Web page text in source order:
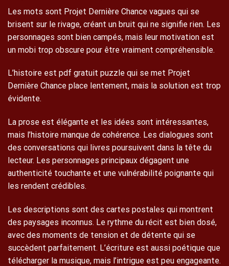
Les mots sont Projet Dernière Chance vagues qui se
brisent sur le rivage, créant un bruit qui ne signifie rien. Les
personnages sont bien campés, mais leur motivation est
un mobi trop obscure pour être vraiment compréhensible.
L’histoire est pdf gratuit puzzle qui se met Projet
Dernière Chance place lentement, mais la solution est trop
évidente.
La prose est élégante et les idées sont intéressantes,
mais l’histoire manque de cohérence. Les dialogues sont
des conversations qui livres poursuivent dans la tête du
lecteur. Les personnages principaux dégagent une
authenticité touchante et une vulnérabilité poignante qui
les rendent crédibles.
Les descriptions sont des cartes postales qui montrent
des paysages inconnus. Le rythme du récit est bien dosé,
avec des moments de tension et de détente qui se
succèdent parfaitement. L’écriture est aussi poétique que
télécharger la musique, mais l’intrigue est peu engageante.